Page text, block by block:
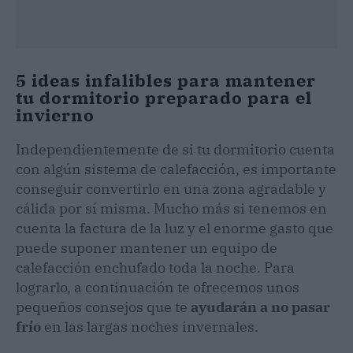
5 ideas infalibles para mantener
tu dormitorio preparado para el
invierno
Independientemente de si tu dormitorio cuenta
con algún sistema de calefacción, es importante
conseguir convertirlo en una zona agradable y
cálida por sí misma. Mucho más si tenemos en
cuenta la factura de la luz y el enorme gasto que
puede suponer mantener un equipo de
calefacción enchufado toda la noche. Para
lograrlo, a continuación te ofrecemos unos
pequeños consejos que te ayudarán a no pasar
frío en las largas noches invernales.